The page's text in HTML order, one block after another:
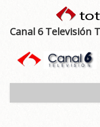
Canal 6 Televisión